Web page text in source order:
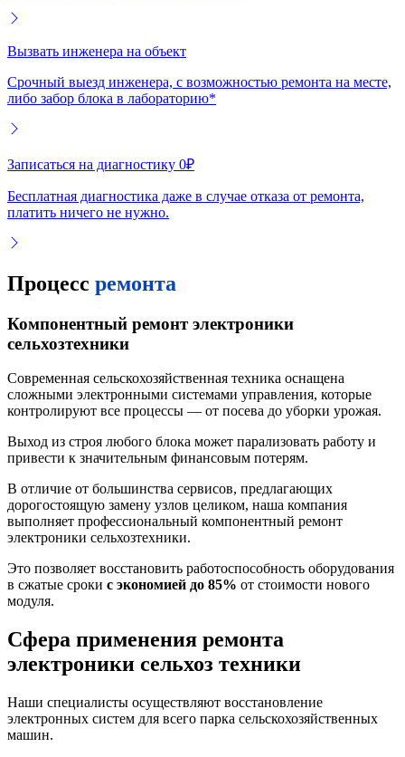
Вызвать инженера на объект
Срочный выезд инженера, с возможностью ремонта на месте,
либо забор блока в лабораторию*
Записаться на диагностику 0₽
Бесплатная диагностика даже в случае отказа от ремонта,
платить ничего не нужно.
Процесс ремонта
Компонентный ремонт электроники
сельхозтехники
Современная сельскохозяйственная техника оснащена
сложными электронными системами управления, которые
контролируют все процессы — от посева до уборки урожая.
Выход из строя любого блока может парализовать работу и
привести к значительным финансовым потерям.
В отличие от большинства сервисов, предлагающих
дорогостоящую замену узлов целиком, наша компания
выполняет профессиональный компонентный ремонт
электроники сельхозтехники.
Это позволяет восстановить работоспособность оборудования
в сжатые сроки с экономией до 85% от стоимости нового
модуля.
Сфера применения ремонта
электроники сельхоз техники
Наши специалисты осуществляют восстановление
электронных систем для всего парка сельскохозяйственных
машин.